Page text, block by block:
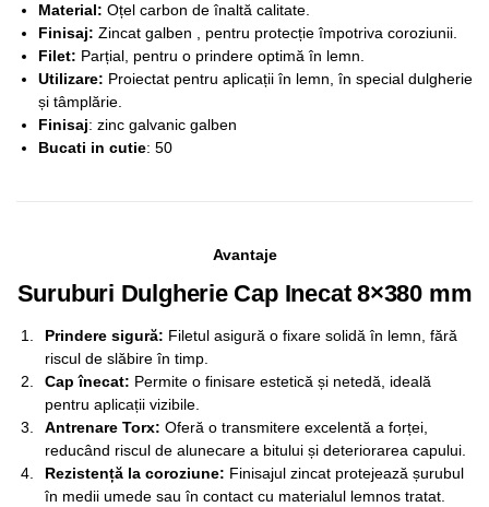
Material: Oțel carbon de înaltă calitate.
Finisaj: Zincat galben , pentru protecție împotriva coroziunii.
Filet: Parțial, pentru o prindere optimă în lemn.
Utilizare: Proiectat pentru aplicații în lemn, în special dulgherie
și tâmplărie.
Finisaj: zinc galvanic galben
Bucati in cutie: 50
Avantaje
Suruburi Dulgherie Cap Inecat 8×380 mm
Prindere sigură: Filetul asigură o fixare solidă în lemn, fără
riscul de slăbire în timp.
Cap înecat: Permite o finisare estetică și netedă, ideală
pentru aplicații vizibile.
Antrenare Torx: Oferă o transmitere excelentă a forței,
reducând riscul de alunecare a bitului și deteriorarea capului.
Rezistență la coroziune: Finisajul zincat protejează șurubul
în medii umede sau în contact cu materialul lemnos tratat.